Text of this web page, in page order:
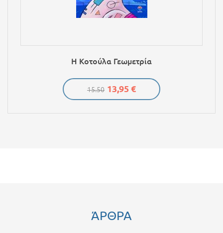
Η Κοτούλα Γεωμετρία
15.50 13,95 €
ΆΡΘΡΑ